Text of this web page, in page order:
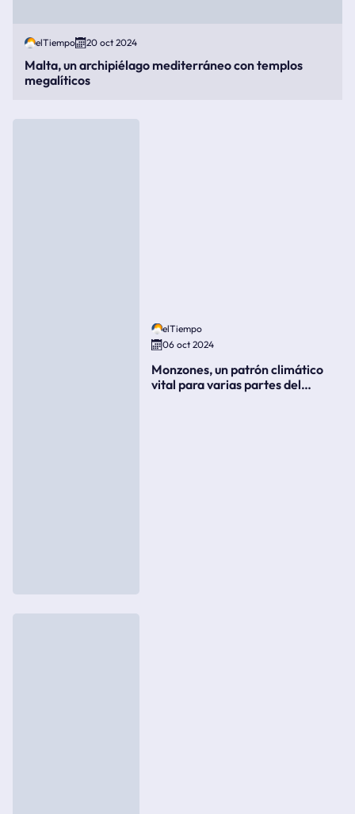
elTiempo 20 oct 2024
Malta, un archipiélago mediterráneo con templos
megalíticos
elTiempo
06 oct 2024
Monzones, un patrón climático
vital para varias partes del